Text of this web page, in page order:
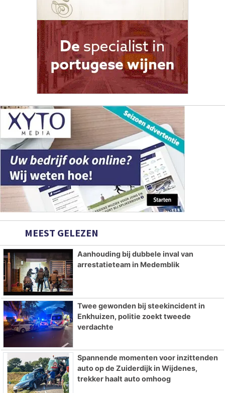
MEEST GELEZEN
Aanhouding bij dubbele inval van
arrestatieteam in Medemblik
Twee gewonden bij steekincident in
Enkhuizen, politie zoekt tweede
verdachte
Spannende momenten voor inzittenden
auto op de Zuiderdijk in Wijdenes,
trekker haalt auto omhoog